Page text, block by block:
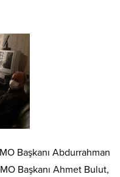
Başkanı Abdurrahman
Başkanı Ahmet Bulut,